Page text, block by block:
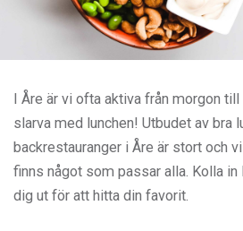
I Åre är vi ofta aktiva från morgon
slarva med lunchen! Utbudet av bra
backrestauranger i Åre är stort och
finns något som passar alla. Kolla in
dig ut för att hitta din favorit.